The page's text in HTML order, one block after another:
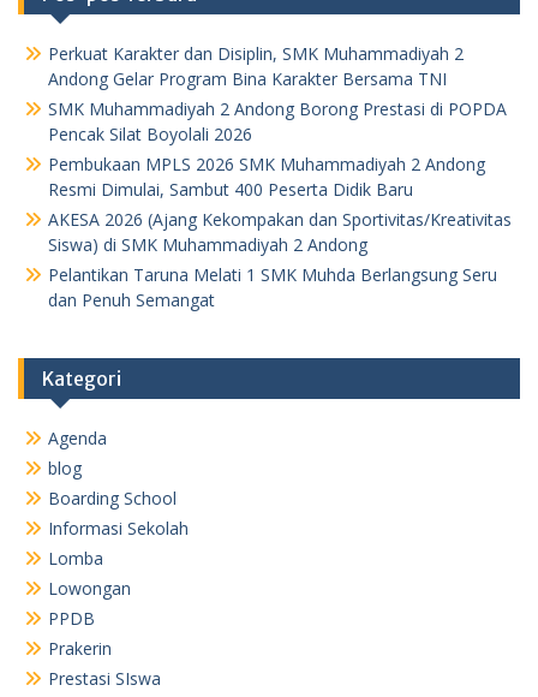
o
o
k
A
p
p
e
r
Perkuat Karakter dan Disiplin, SMK Muhammadiyah 2
Andong Gelar Program Bina Karakter Bersama TNI
SMK Muhammadiyah 2 Andong Borong Prestasi di POPDA
Pencak Silat Boyolali 2026
Pembukaan MPLS 2026 SMK Muhammadiyah 2 Andong
Resmi Dimulai, Sambut 400 Peserta Didik Baru
AKESA 2026 (Ajang Kekompakan dan Sportivitas/Kreativitas
Siswa) di SMK Muhammadiyah 2 Andong
Pelantikan Taruna Melati 1 SMK Muhda Berlangsung Seru
dan Penuh Semangat
Kategori
Agenda
blog
Boarding School
Informasi Sekolah
Lomba
Lowongan
PPDB
Prakerin
Prestasi SIswa